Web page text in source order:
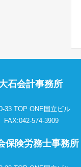
石会計事務所
33 TOP ONE国立ビル
FAX:042-574-3909
保険労務士事務所